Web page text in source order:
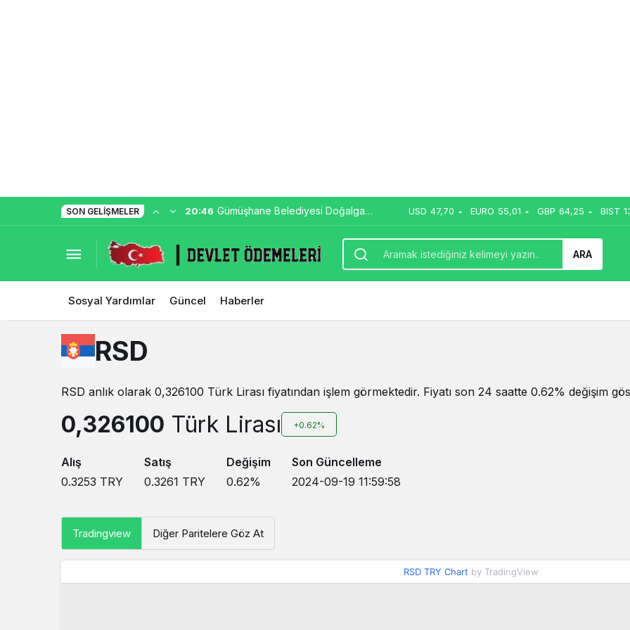
SON GELIŞMELER 20:46 Gümüşhane Belediyesi Doğalgaz USD 47,70 EURO 55,01 GBP 64,25 BIST
ARA
Sosyal Yardımlar Güncel Haberler
RSD
RSD anlık olarak 0,326100 Türk Lirası fiyatından işlem görmektedir. Fiyatı son 24 saatte 0.62% değişim
0,326100 Türk Lirası +0.62%
Alış
0.3253 TRY
Satış
0.3261 TRY
Değişim
0.62%
Son Güncelleme
2024-09-19 11:59:58
Tradingview Diğer Paritelere Göz At
RSD TRY Chart by TradingView